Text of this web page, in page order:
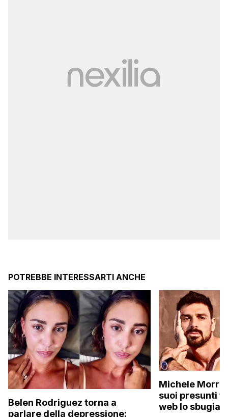
POTREBBE INTERESSARTI ANCHE
Belen Rodriguez torna a
parlare della depressione:
Michele
suoi presunti
web lo